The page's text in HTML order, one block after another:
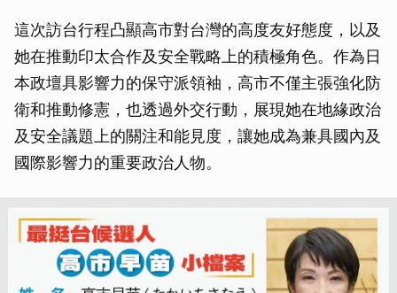
這次訪台行程凸顯高市對台灣的高度友好態度，以及
她在推動印太合作及安全戰略上的積極角色。作為日
本政壇具影響力的保守派領袖，高市不僅主張強化防
衛和推動修憲，也透過外交行動，展現她在地緣政治
及安全議題上的關注和能見度，讓她成為兼具國內及
國際影響力的重要政治人物。